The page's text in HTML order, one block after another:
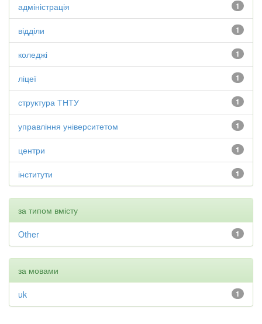
1
адміністрація
1
відділи
1
коледжі
1
ліцеї
1
структура ТНТУ
1
управління університетом
1
центри
1
інститути
за типом вмісту
1
Other
за мовами
1
uk